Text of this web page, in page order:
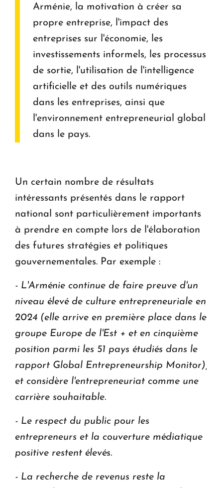
Arménie, la motivation à créer sa
propre entreprise, l'impact des
entreprises sur l'économie, les
investissements informels, les processus
de sortie, l'utilisation de l'intelligence
artificielle et des outils numériques
dans les entreprises, ainsi que
l'environnement entrepreneurial global
dans le pays.
Un certain nombre de résultats
intéressants présentés dans le rapport
national sont particulièrement importants
à prendre en compte lors de l'élaboration
des futures stratégies et politiques
gouvernementales. Par exemple :
- L'Arménie continue de faire preuve d'un
niveau élevé de culture entrepreneuriale en
2024 (elle arrive en première place dans le
groupe Europe de l'Est + et en cinquième
position parmi les 51 pays étudiés dans le
rapport Global Entrepreneurship Monitor),
et considère l'entrepreneuriat comme une
carrière souhaitable.
- Le respect du public pour les
entrepreneurs et la couverture médiatique
positive restent élevés.
- La recherche de revenus reste la